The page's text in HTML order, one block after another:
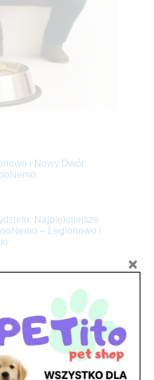
i Nowy Dwór
Najpiękniejsze
– Legionowo i
Sklep Zoologiczny
Pupila | ZooNemo